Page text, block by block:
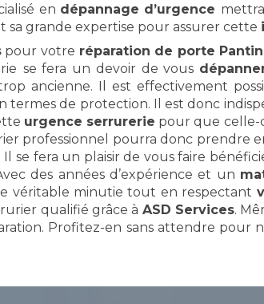
en dépannage d’urgence
sa grande expertise pour assurer cette
pour votre réparation de porte Pantin
se fera un devoir de vous
ancienne. Il est effectivement
de protection. Il est donc
urgence serrurerie pour que celle-
professionnel pourra donc prendre
fera un plaisir de vous faire
des années d’expérience et un
véritable minutie tout en respectant
qualifié grâce à ASD Services.
Profitez-en sans attendre pour